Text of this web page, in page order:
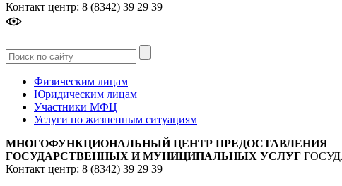
Контакт центр: 8 (8342) 39 29 39
Физическим лицам
Юридическим лицам
Участники МФЦ
Услуги по жизненным ситуациям
МНОГОФУНКЦИОНАЛЬНЫЙ ЦЕНТР ПРЕДОСТАВЛЕНИЯ
ГОСУДАРСТВЕННЫХ И МУНИЦИПАЛЬНЫХ УСЛУГ
Контакт центр: 8 (8342) 39 29 39